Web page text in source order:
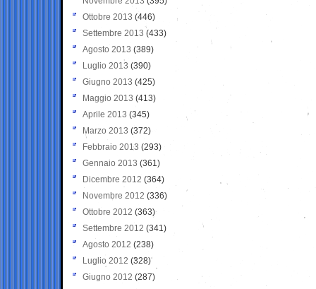
Ottobre 2013 (446)
Settembre 2013 (433)
Agosto 2013 (389)
Luglio 2013 (390)
Giugno 2013 (425)
Maggio 2013 (413)
Aprile 2013 (345)
Marzo 2013 (372)
Febbraio 2013 (293)
Gennaio 2013 (361)
Dicembre 2012 (364)
Novembre 2012 (336)
Ottobre 2012 (363)
Settembre 2012 (341)
Agosto 2012 (238)
Luglio 2012 (328)
Giugno 2012 (287)